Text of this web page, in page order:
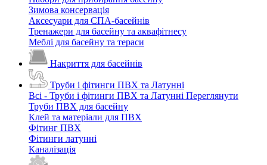
Зимова консервація
Аксесуари для СПА-басейнів
Тренажери для басейну та аквафітнесу
Меблі для басейну та тераси
Накриття для басейнів
Труби і фітинги ПВХ та Латунні
Всі - Труби і фітинги ПВХ та Латунні Переглянути
Труби ПВХ для басейну
Клей та матеріали для ПВХ
Фітинг ПВХ
Фітинги латунні
Каналізація